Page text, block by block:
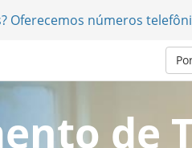
Oferecemos números
de